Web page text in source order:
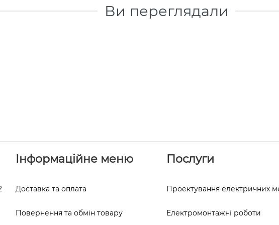
Ви переглядали
Інформаційне меню
Доставка та оплата
Повернення та обмін товару
Послуги
Проектування електричних
Електромонтажні роботи